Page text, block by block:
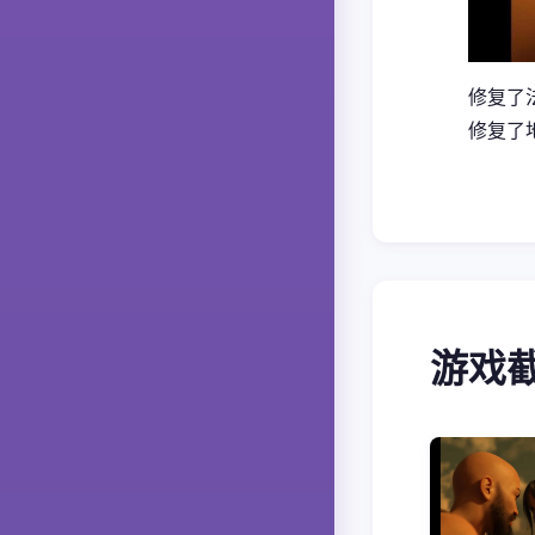
修复了
修复了
游戏